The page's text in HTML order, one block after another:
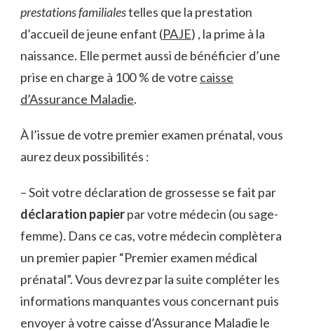
prestations familialestelles que la prestation
d’accueil de jeune enfant (PAJE) , la prime à la
naissance. Elle permet aussi de bénéficier d’une
prise en charge à 100 % de votre caisse
d’Assurance Maladie.
À l’issue de votre premier examen prénatal, vous
aurez deux possibilités :
– Soit votre déclaration de grossesse se fait par
déclaration papierpar votre médecin (ou sage-
femme). Dans ce cas, votre médecin complètera
un premier papier “Premier examen médical
prénatal”. Vous devrez par la suite compléter les
informations manquantes vous concernant puis
envoyer à votre caisse d’Assurance Maladie le